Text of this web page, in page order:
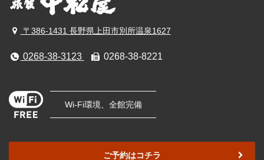
〒386-1431 長野県上田市別所温泉1627
0268-38-3123 0268-38-8221
Wi-Fi環境、全館完備
ご予約はコチラ